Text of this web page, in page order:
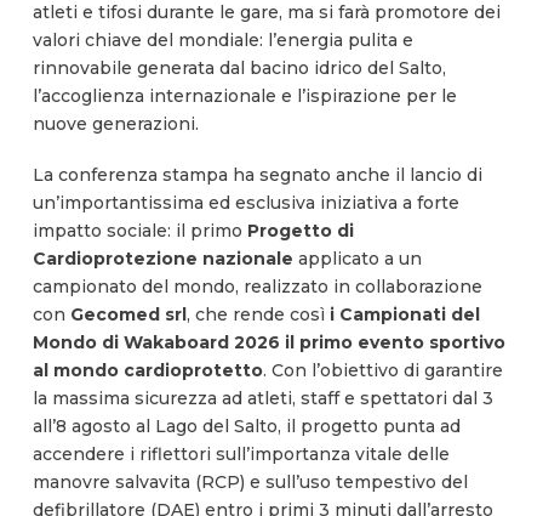
atleti e tifosi durante le gare, ma si farà promotore dei
valori chiave del mondiale: l’energia pulita e
rinnovabile generata dal bacino idrico del Salto,
l’accoglienza internazionale e l’ispirazione per le
nuove generazioni.
La conferenza stampa ha segnato anche il lancio di
un’importantissima ed esclusiva iniziativa a forte
impatto sociale: il primo Progetto di
Cardioprotezione nazionale applicato a un
campionato del mondo, realizzato in collaborazione
con Gecomed srl, che rende così i Campionati del
Mondo di Wakaboard 2026 il primo evento sportivo
al mondo cardioprotetto. Con l’obiettivo di garantire
la massima sicurezza ad atleti, staff e spettatori dal 3
all’8 agosto al Lago del Salto, il progetto punta ad
accendere i riflettori sull’importanza vitale delle
manovre salvavita (RCP) e sull’uso tempestivo del
defibrillatore (DAE) entro i primi 3 minuti dall’arresto